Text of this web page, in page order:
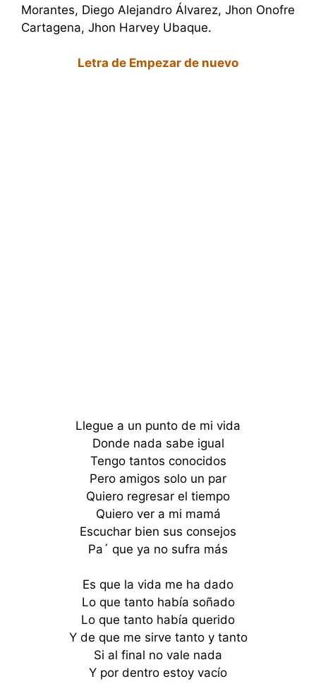
Morantes, Diego Alejandro Álvarez, Jhon Onofre
Cartagena, Jhon Harvey Ubaque.
Letra de Empezar de nuevo
Llegue a un punto de mi vida
Donde nada sabe igual
Tengo tantos conocidos
Pero amigos solo un par
Quiero regresar el tiempo
Quiero ver a mi mamá
Escuchar bien sus consejos
Pa´ que ya no sufra más
Es que la vida me ha dado
Lo que tanto había soñado
Lo que tanto había querido
Y de que me sirve tanto y tanto
Si al final no vale nada
Y por dentro estoy vacío